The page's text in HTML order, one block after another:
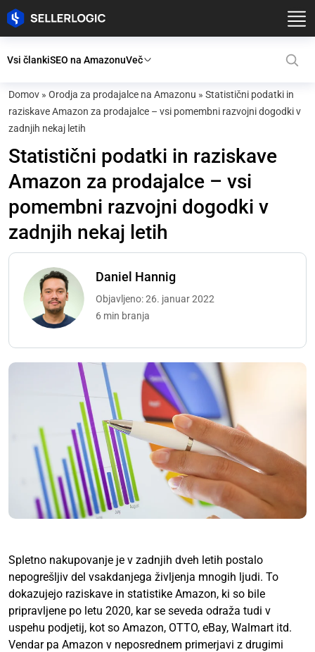
Vsi člankiSEO na AmazonuVeč
Domov » Orodja za prodajalce na Amazonu » Statistični podatki in
raziskave Amazon za prodajalce – vsi pomembni razvojni dogodki v
zadnjih nekaj letih
Statistični podatki in raziskave
Amazon za prodajalce – vsi
pomembni razvojni dogodki v
zadnjih nekaj letih
Daniel Hannig
Objavljeno: 26. januar 2022
6 min branja
Spletno nakupovanje je v zadnjih dveh letih postalo
nepogrešljiv del vsakdanjega življenja mnogih ljudi. To
dokazujejo raziskave in statistike Amazon, ki so bile
pripravljene po letu 2020, kar se seveda odraža tudi v
uspehu podjetij, kot so Amazon, OTTO, eBay, Walmart itd.
Vendar pa Amazon v neposrednem primerjavi z drugimi